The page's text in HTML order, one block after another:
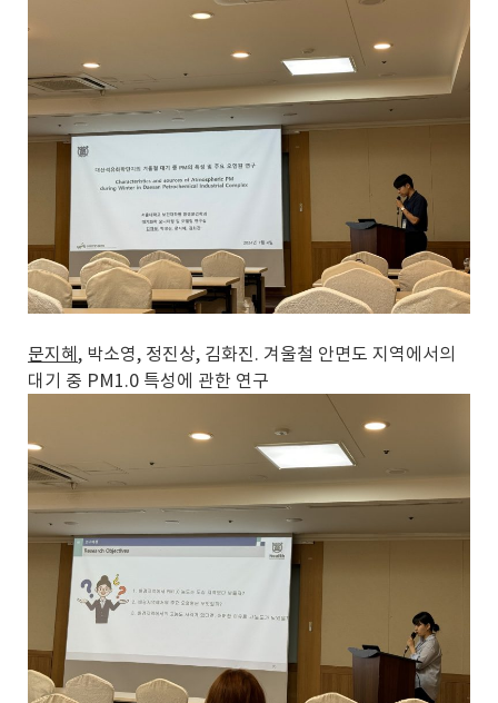
문지혜, 박소영, 정진상, 김화진. 겨울철 안면도 지역에서의
대기 중 PM1.0 특성에 관한 연구